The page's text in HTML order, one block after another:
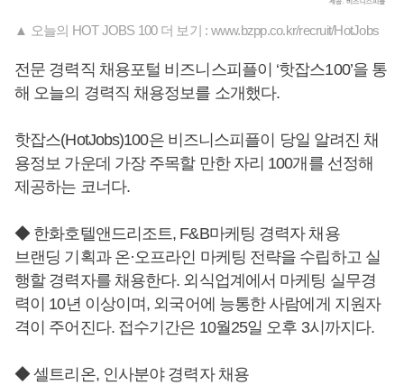
▲ 오늘의 HOT JOBS 100 더 보기 : www.bzpp.co.kr/recruit/HotJobs
전문 경력직 채용포털 비즈니스피플이 ‘핫잡스100’을 통
해 오늘의 경력직 채용정보를 소개했다.
핫잡스(HotJobs)100은 비즈니스피플이 당일 알려진 채
용정보 가운데 가장 주목할 만한 자리 100개를 선정해
제공하는 코너다.
◆ 한화호텔앤드리조트, F&B마케팅 경력자 채용
브랜딩 기획과 온·오프라인 마케팅 전략을 수립하고 실
행할 경력자를 채용한다. 외식업계에서 마케팅 실무경
력이 10년 이상이며, 외국어에 능통한 사람에게 지원자
격이 주어진다. 접수기간은 10월25일 오후 3시까지다.
◆ 셀트리온, 인사분야 경력자 채용